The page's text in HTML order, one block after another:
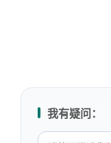
我有疑问：